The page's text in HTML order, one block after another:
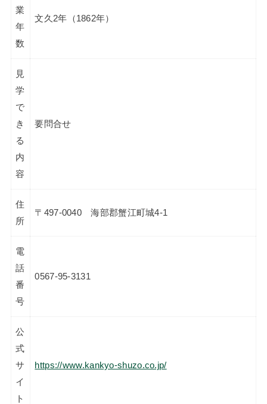
業
年
数
文久2年（1862年）
見
学
で
き
る
内
容
要問合せ
住
所
〒497-0040 海部郡蟹江町城4-1
電
話
番
号
0567-95-3131
公
式
サ
イ
ト
https://www.kankyo-shuzo.co.jp/